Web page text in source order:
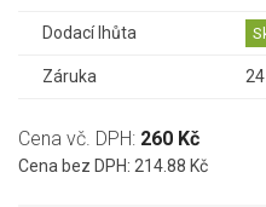
Dodací lhůta
Záruka
Cena vč. DPH: 260 Kč
Cena bez DPH: 214.88 Kč